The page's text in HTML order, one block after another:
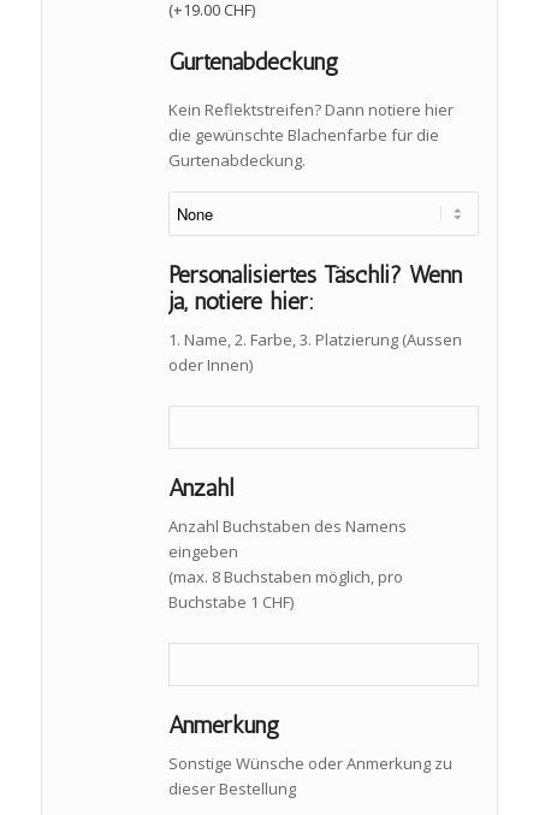
(+19.00 CHF)
Gurtenabdeckung
Kein Reflektstreifen? Dann notiere hier
die gewünschte Blachenfarbe für die
Gurtenabdeckung.
Personalisiertes Täschli? Wenn
ja, notiere hier:
1. Name, 2. Farbe, 3. Platzierung (Aussen
oder Innen)
Anzahl
Anzahl Buchstaben des Namens
eingeben
(max. 8 Buchstaben möglich, pro
Buchstabe 1 CHF)
Anmerkung
Sonstige Wünsche oder Anmerkung zu
dieser Bestellung